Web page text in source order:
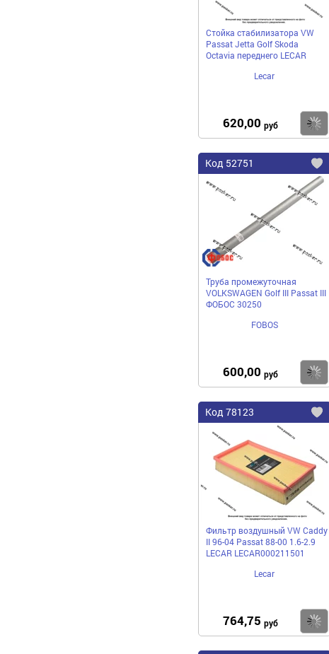
Стойка стабилизатора VW
Passat Jetta Golf Skoda
Octavia переднего LECAR
Lecar
620,00 руб
Код 52751
в
Труба промежуточная
VOLKSWAGEN Golf III Passat III
ФОБОС 30250
FOBOS
600,00 руб
Код 78123
Фильтр воздушный VW Caddy
II 96-04 Passat 88-00 1.6-2.9
LECAR LECAR000211501
Lecar
764,75 руб